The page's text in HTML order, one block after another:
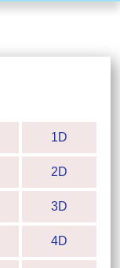
1D
2D
3D
4D